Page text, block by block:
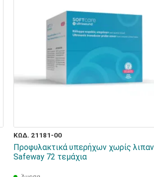
ΚΩΔ. 21181-00
Προφυλακτικά υπερήχων χωρίς
Safeway 72 τεμάχια